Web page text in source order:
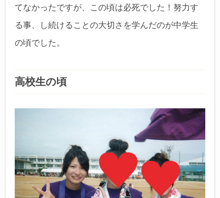
てなかったですが、この頃は必死でした！ 努力す
る事、し続けることの大切さを学んだのが中学生
の頃でした。
高校生の頃